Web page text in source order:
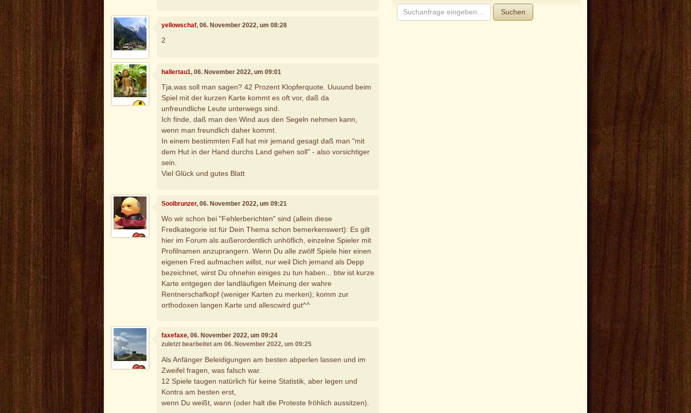
yellowschaf, 06. November 2022, um 08:28
2
hallertau1, 06. November 2022, um 09:01
Tja,was soll man sagen? 42 Prozent Klopferquote. Uuuund beim
Spiel mit der kurzen Karte kommt es oft vor, daß da
unfreundliche Leute unterwegs sind.
Ich finde, daß man den Wind aus den Segeln nehmen kann,
wenn man freundlich daher kommt.
In einem bestimmten Fall hat mir jemand gesagt daß man "mit
dem Hut in der Hand durchs Land gehen soll" - also vorsichtiger
sein.
Viel Glück und gutes Blatt
Soolbrunzer, 06. November 2022, um 09:21
Wo wir schon bei "Fehlerberichten" sind (allein diese
Fredkategorie ist für Dein Thema schon bemerkenswert): Es gilt
hier im Forum als außerordentlich unhöflich, einzelne Spieler mit
Profilnamen anzuprangern. Wenn Du alle zwölf Spiele hier einen
eigenen Fred aufmachen willst, nur weil Dich jemand als Depp
bezeichnet, wirst Du ohnehin einiges zu tun haben... btw ist kurze
Karte entgegen der landläufigen Meinung der wahre
Rentnerschafkopf (weniger Karten zu merken); komm zur
orthodoxen langen Karte und allescwird gut^^
faxefaxe, 06. November 2022, um 09:24
zuletzt bearbeitet am 06. November 2022, um 09:25
Als Anfänger Beleidigungen am besten abperlen lassen und im
Zweifel fragen, was falsch war.
12 Spiele taugen natürlich für keine Statistik, aber legen und
Kontra am besten erst,
wenn Du weißt, wann (oder halt die Proteste fröhlich aussitzen).
Suchen